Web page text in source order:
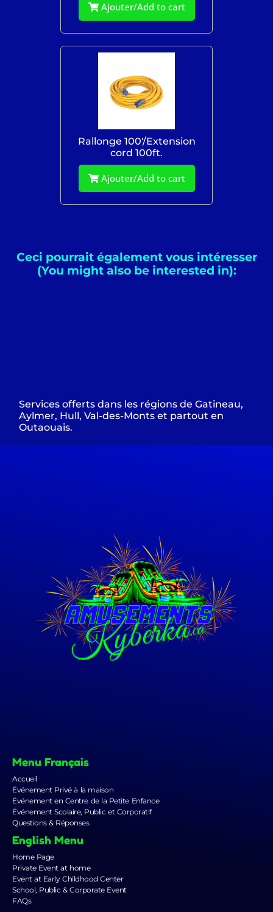
Ajouter/Add to cart
Rallonge 100'/Extension
cord 100ft.
Ajouter/Add to cart
Ceci pourrait également vous intéresser
(You might also be interested in):
Services offerts dans les régions de Gatineau,
Aylmer, Hull, Val-des-Monts et partout en
Outaouais.
Menu Français
Accueil
Événement Privé à la maison
Événement en Centre de la Petite Enfance
Événement Scolaire, Public et Corporatif
Questions & Réponses
English Menu
Home Page
Private Event at home
Event at Early Childhood Center
School, Public & Corporate Event
FAQs